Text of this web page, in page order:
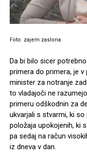
Foto: zajem zaslona
Da bi bilo sicer
primera do primera, je
minister za notranje
to vladajoči ne
primeru odškodnin za
ukvarjali s stvarmi, ki
položaja upokojenih, ki
pa sedaj na račun
iz dneva v dan.